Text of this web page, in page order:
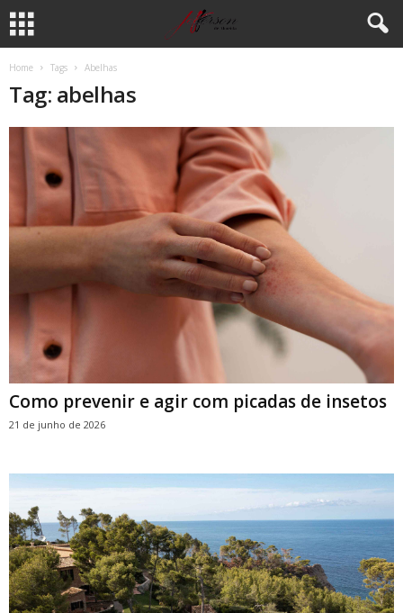
Home Tags Abelhas
Tag: abelhas
Como prevenir e agir com picadas de insetos
21 de junho de 2026